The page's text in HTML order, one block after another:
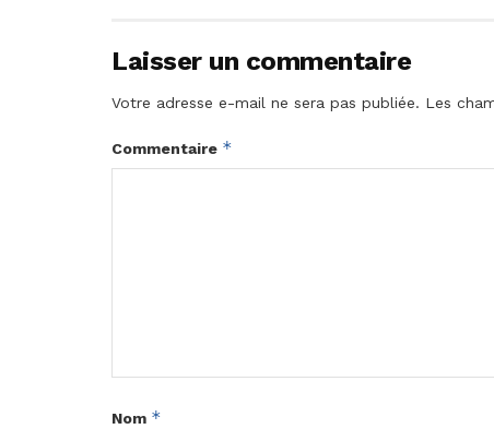
Laisser un commentaire
Votre adresse e-mail ne sera pas publiée. Les
Commentaire *
Nom *